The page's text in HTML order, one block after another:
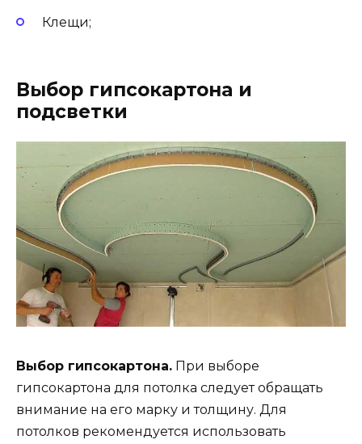
Клещи;
Выбор гипсокартона и
подсветки
Выбор гипсокартона. При выборе
гипсокартона для потолка следует обращать
внимание на его марку и толщину. Для
потолков рекомендуется использовать